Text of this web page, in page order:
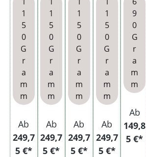
Giga
Box
mit
wähl
bare
m
Zube
hör
und
Stabf
euerz
eug
1
5
0
G
r
a
m
m
Ab
249,7
5 €*
Giga
Box
mit
wähl
bare
m
Zube
hör
und
Etui
1
5
0
G
r
a
m
m
Ab
249,7
5 €*
Giga
Box
mit
3000
Speci
al
Size
Filter
hülse
n und
Etui
1
5
0
G
r
a
m
m
Ab
249,7
5 €*
Giga
Box
mit
3000
Speci
al
Size
Filter
hülse
n
1
5
0
G
r
a
m
m
Ab
249,7
5 €*
Giga
Box
mit
wähl
bare
m
Zube
hör
und
Asch
enbe
cher
9
0
G
r
a
m
m
Ab
149,8
5 €*